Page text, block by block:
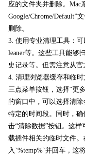
应的文件夹并删除。Mac
Google/Chrome/Default”
删除。
3. 使用专业清理工具：
leaner等。这些工具能够
史记录等。但需注意从
4. 清理浏览器缓存和临
三点菜单按钮，选择“更
的窗口中，可以选择清
特定的时间段。同时，
击“清除数据”按钮。这
载插件相关的临时文件。
入`%temp%`并回车，这